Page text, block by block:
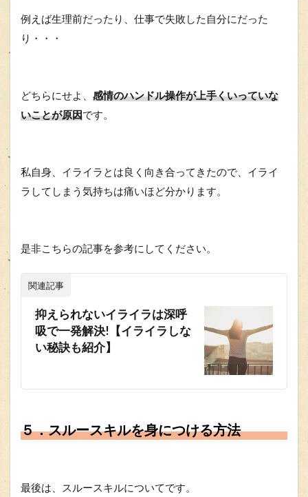
例えば生理前だったり、仕事で失敗した自分にだった
り・・・
どちらにせよ、 感情のハンドル操作が上手くいっていな
いことが原因です。
私自身、イライラとは良く向き合ってきたので、イライ
ラしてしまう気持ちは痛いほど分かります。
是非こちらの記事を参考にしてください。
関連記事
抑えられないイライラは深呼
吸で一発解決!【イライラしな
い秘訣も紹介】
５．スルースキルを身につける方法
最後は、スルースキルについてです。